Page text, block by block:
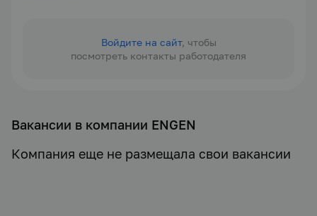
Войдите на сайт, чтобы
посмотреть контакты работодателя
Вакансии в компании ENGEN
Компания еще не размещала свои вакансии